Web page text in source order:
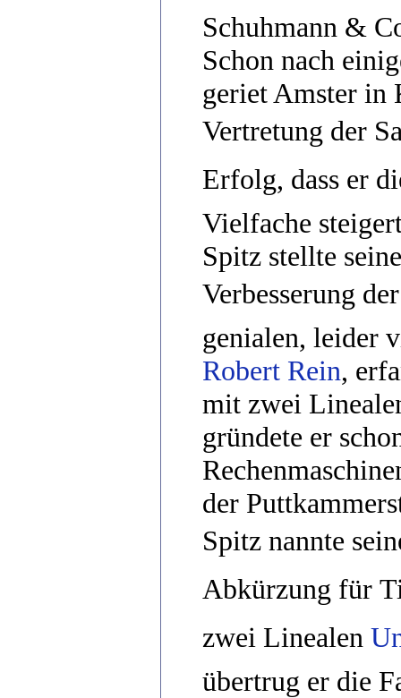
Schuhmann &
Schon nach
geriet Amster in
Vertretung der
Erfolg, dass er
Vielfache
Spitz stellte
Verbesserung
genialen, leider
Robert Rein,
mit zwei
gründete er
der
Spitz nannte
Abkürzung für
zwei Linealen 
übertrug er die